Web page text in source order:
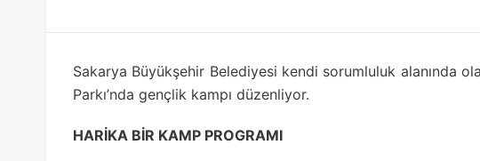
Sakarya Büyükşehir Belediyesi kendi sorumluluk alanında
Parkı’nda gençlik kampı düzenliyor.
HARİKA BİR KAMP PROGRAMI